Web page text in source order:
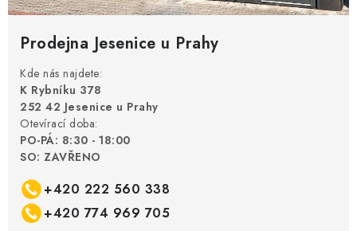
Prodejna Jesenice u Prahy
Kde nás najdete:
K Rybníku 378
252 42 Jesenice u Prahy
Otevírací doba:
PO-PÁ: 8:30 - 18:00
SO: ZAVŘENO
+420 222 560 338
+420 774 969 705